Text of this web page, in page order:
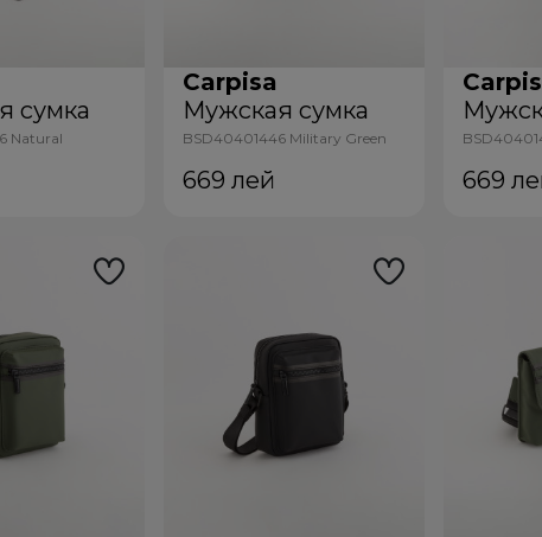
сумка
Natural
Carpisa
Мужская сумка
BSD40401446 Military Green
669лей 669